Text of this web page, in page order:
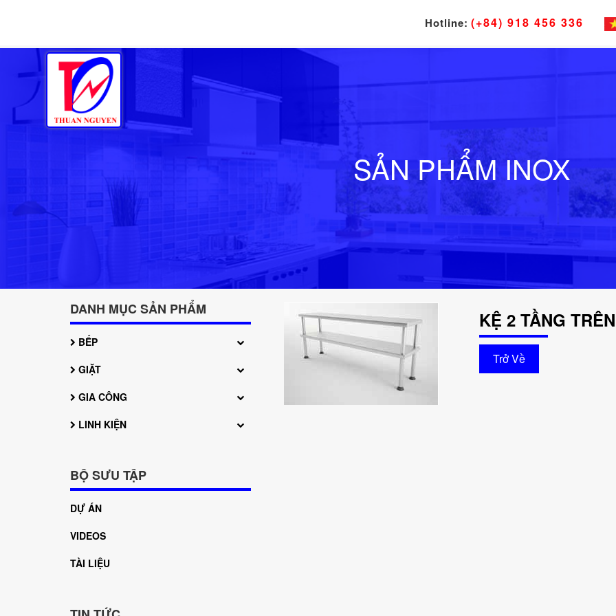
Hotline: (+84) 918 456 336
SẢN PHẨM INOX
DANH MỤC SẢN PHẨM
BẾP
GIẶT
GIA CÔNG
LINH KIỆN
BỘ SƯU TẬP
DỰ ÁN
VIDEOS
TÀI LIỆU
KỆ 2 TẦNG
Trở Về